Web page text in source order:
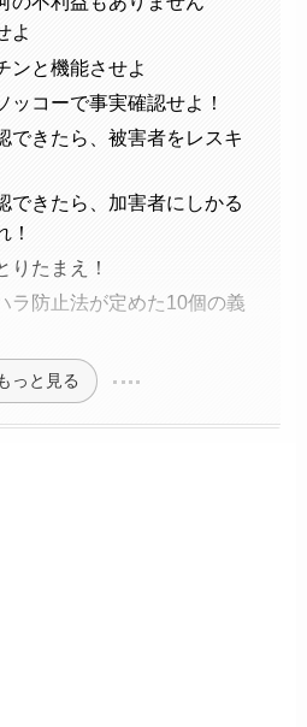
よ
ンと機能させよ
ッコーで事実確認せよ！
できたら、被害者をレスキ
できたら、加害者にしかる
！
りたまえ！
ラ防止法が定めた10個の義
っと見る